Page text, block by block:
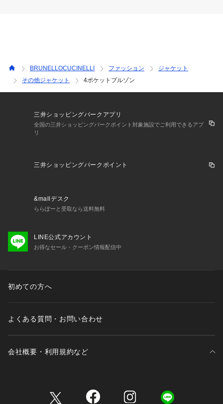
BRUNELLOCUCINELLI ファッション
ジャケット
その他ジャケット
4ポケットブルゾン
三井ショッピングパークアプリ
全国の三井ショッピングパークポイント対象施設でご利用できるアプ
リ
三井ショッピングパークポイント
&mallデスク
ららぽーと受取なら送料無料
LINE公式アカウント
お得なセール・クーポン情報配信中
初めての方へ
よくある質問・お問い合わせ
会社概要・利用規約など